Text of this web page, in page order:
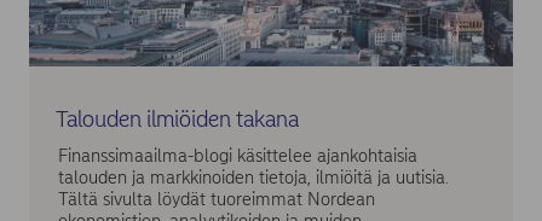
Talouden ilmiöiden takana
Finanssimaailma-blogi käsittelee ajankohtaisia
talouden ja markkinoiden tietoja, ilmiöitä ja uutisia.
Tältä sivulta löydät tuoreimmat Nordean